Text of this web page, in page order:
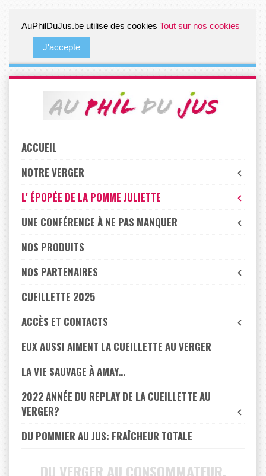
AuPhilDuJus.be utilise des cookies Tout sur nos cookies
J'accepte
navigation
ACCUEIL
NOTRE VERGER
L' ÉPOPÉE DE LA POMME JULIETTE
UNE CONFÉRENCE À NE PAS MANQUER
NOS PRODUITS
NOS PARTENAIRES
CUEILLETTE 2025
ACCÈS ET CONTACTS
EUX AUSSI AIMENT LA CUEILLETTE AU VERGER
LA VIE SAUVAGE À AMAY...
2022 ANNÉE DU REPLAY DE LA CUEILLETTE AU
VERGER?
DU POMMIER AU JUS: FRAÎCHEUR TOTALE
DU VERGER AU CONSOMMATEUR.